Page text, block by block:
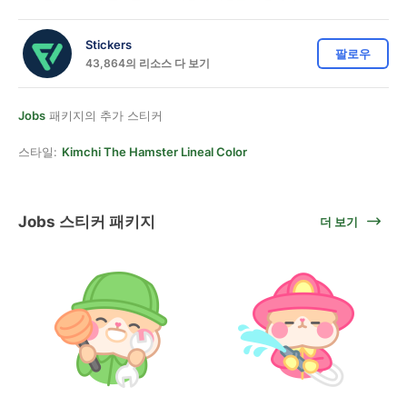
Stickers
43,864의 리소스 다 보기
팔로우
Jobs 패키지의 추가 스티커
스타일: Kimchi The Hamster Lineal Color
Jobs 스티커 패키지 더 보기